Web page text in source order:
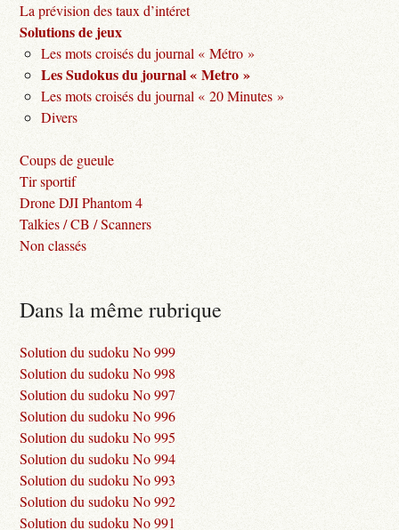
La prévision des taux d’intéret
Solutions de jeux
Les mots croisés du journal « Métro »
Les Sudokus du journal « Metro »
Les mots croisés du journal « 20 Minutes »
Divers
Coups de gueule
Tir sportif
Drone DJI Phantom 4
Talkies / CB / Scanners
Non classés
Dans la même rubrique
Solution du sudoku No 999
Solution du sudoku No 998
Solution du sudoku No 997
Solution du sudoku No 996
Solution du sudoku No 995
Solution du sudoku No 994
Solution du sudoku No 993
Solution du sudoku No 992
Solution du sudoku No 991